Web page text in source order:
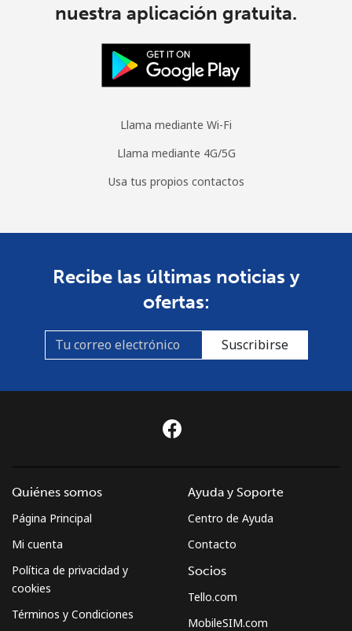
nuestra aplicación gratuita.
Llama mediante Wi-Fi
Llama mediante 4G/5G
Usa tus propios contactos
Recibe las últimas noticias y
ofertas:
Suscribirse
Quiénes somos
Página Principal
Mi cuenta
Política de privacidad y
cookies
Términos y Condiciones
Ayuda y Soporte
Centro de Ayuda
Contacto
Socios
Tello.com
MobileSIM.com